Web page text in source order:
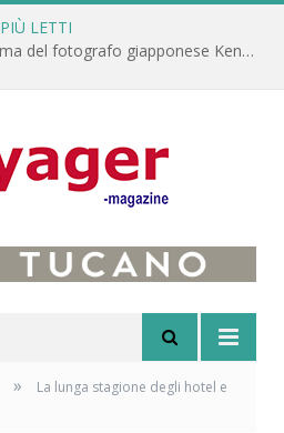
PIÙ LETTI
L’Oltrepò pavese si valorizza attraverso 15 percorsi enoturistici
»
La lunga stagione degli hotel e